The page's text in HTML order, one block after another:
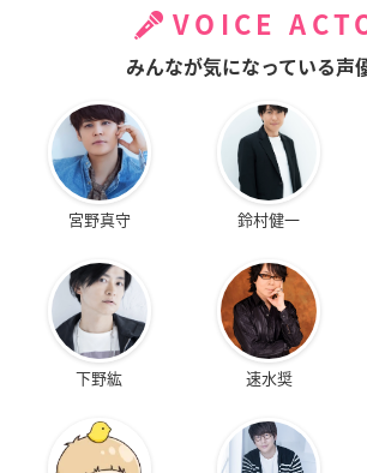
VOICE
みんなが気になっている声
宮野真守 鈴村健一
下野紘 速水奨